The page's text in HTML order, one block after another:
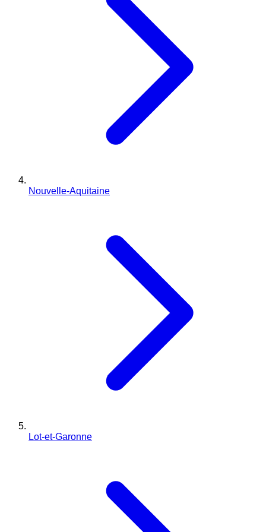
Nouvelle-Aquitaine
Lot-et-Garonne